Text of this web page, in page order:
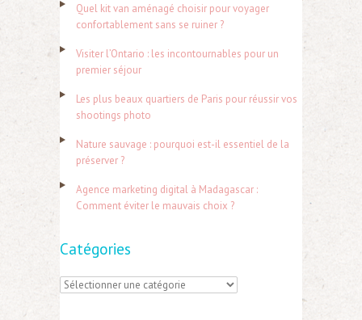
h
r
:
Quel kit van aménagé choisir pour voyager
confortablement sans se ruiner ?
Visiter l’Ontario : les incontournables pour un
premier séjour
Les plus beaux quartiers de Paris pour réussir vos
shootings photo
Nature sauvage : pourquoi est-il essentiel de la
préserver ?
Agence marketing digital à Madagascar :
Comment éviter le mauvais choix ?
Catégories
C